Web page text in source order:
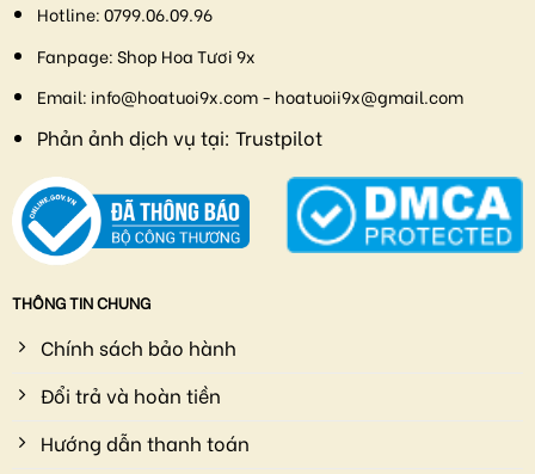
Hotline:0799.06.09.96
Fanpage:Shop Hoa Tươi 9x
Email: info@hoatuoi9x.com - hoatuoii9x@gmail.com
Phản ảnh dịch vụ tại: Trustpilot
THÔNG TIN CHUNG
Chính sách bảo hành
Đổi trả và hoàn tiền
Hướng dẫn thanh toán